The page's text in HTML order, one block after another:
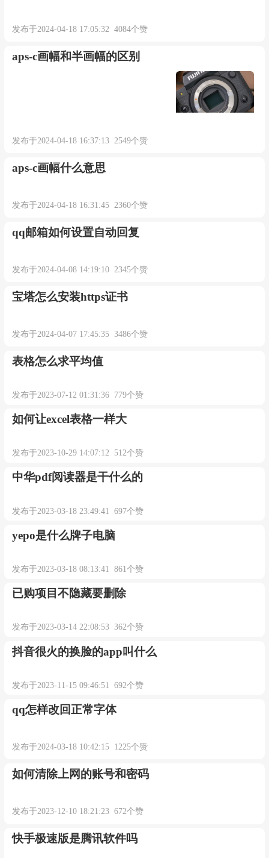
发布于2024-04-18 17:05:32 4084个赞
aps-c画幅和半画幅的区别
发布于2024-04-18 16:37:13 2549个赞
aps-c画幅什么意思
发布于2024-04-18 16:31:45 2360个赞
qq邮箱如何设置自动回复
发布于2024-04-08 14:19:10 2345个赞
宝塔怎么安装https证书
发布于2024-04-07 17:45:35 3486个赞
表格怎么求平均值
发布于2023-07-12 01:31:36 779个赞
如何让excel表格一样大
发布于2023-10-29 14:07:12 512个赞
中华pdf阅读器是干什么的
发布于2023-03-18 23:49:41 697个赞
yepo是什么牌子电脑
发布于2023-03-18 08:13:41 861个赞
已购项目不隐藏要删除
发布于2023-03-14 22:08:53 362个赞
抖音很火的换脸的app叫什么
发布于2023-11-15 09:46:51 692个赞
qq怎样改回正常字体
发布于2024-03-18 10:42:15 1225个赞
如何清除上网的账号和密码
发布于2023-12-10 18:21:23 672个赞
快手极速版是腾讯软件吗